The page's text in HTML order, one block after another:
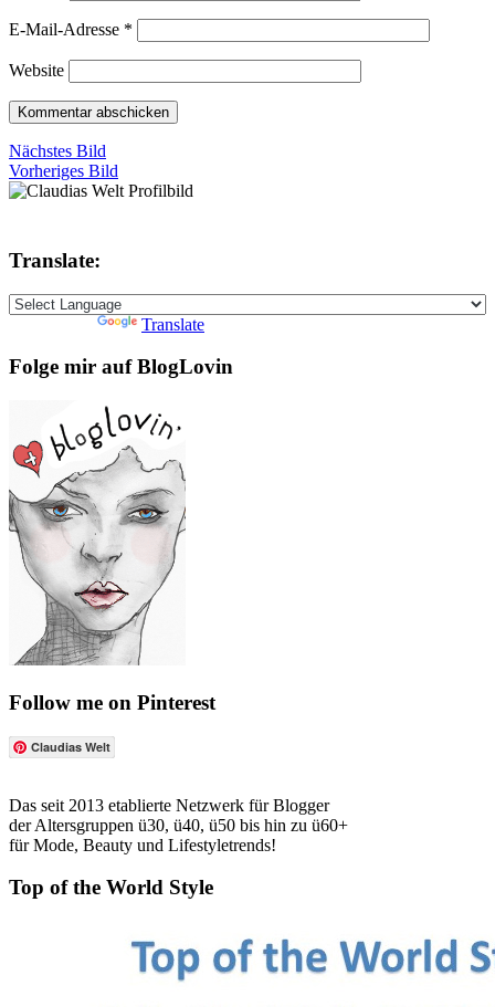
E-Mail-Adresse *
Website
Nächstes Bild
Vorheriges Bild
Translate:
Translate
Folge mir auf BlogLovin
Follow me on Pinterest
Claudias Welt
Das seit 2013 etablierte Netzwerk für Blogger
der Altersgruppen ü30, ü40, ü50 bis hin zu ü60+
für Mode, Beauty und Lifestyletrends!
Top of the World Style